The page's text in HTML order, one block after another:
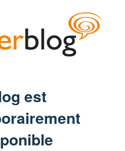
est